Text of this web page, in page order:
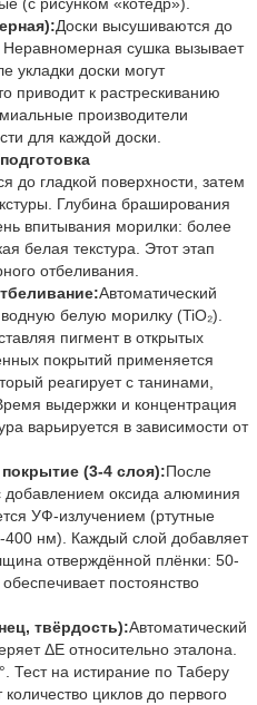
Доски высушиваются до
сушка вызывает
укладки доски могут
приводит к растрескиванию
производители
для каждой доски.
до гладкой поверхности, затем
Глубина браширования
впитывания морилки: более
белая текстура. Этот этап
отбеливания.
Автоматический
белую морилку (TiO₂).
пигмент в открытых
покрытий применяется
реагирует с танинами,
выдержки и концентрация
варьируется в зависимости от
(3-4 слоя):После
добавлением оксида алюминия
УФ-излучением (ртутные
нм). Каждый слой добавляет
отверждённой плёнки: 50-
постоянство
твёрдость):Автоматический
ΔE относительно эталона.
Тест на истирание по Таберу
циклов до первого